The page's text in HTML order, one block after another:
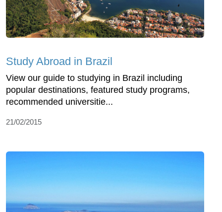
Study Abroad in Brazil
View our guide to studying in Brazil including
popular destinations, featured study programs,
recommended universitie...
21/02/2015